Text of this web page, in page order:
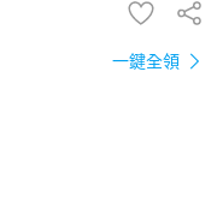
一鍵全領